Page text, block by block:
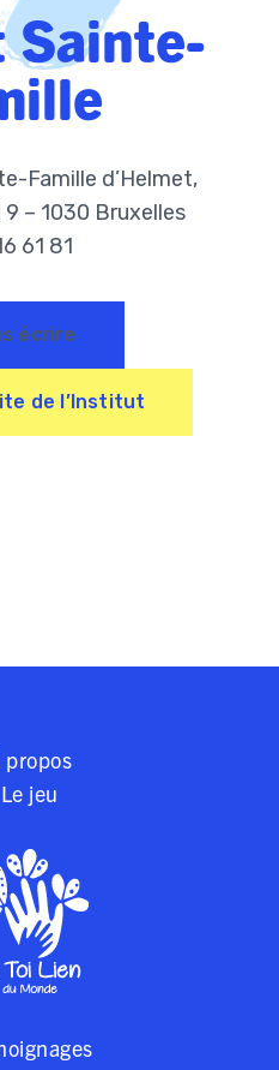
Famille d’Helmet,
– 1030 Bruxelles
61 81
écrire
de l’Institut
propos
Le jeu